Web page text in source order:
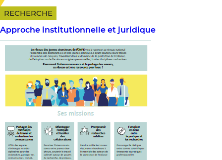
RECHERCHE
Approche institutionnelle et juridique